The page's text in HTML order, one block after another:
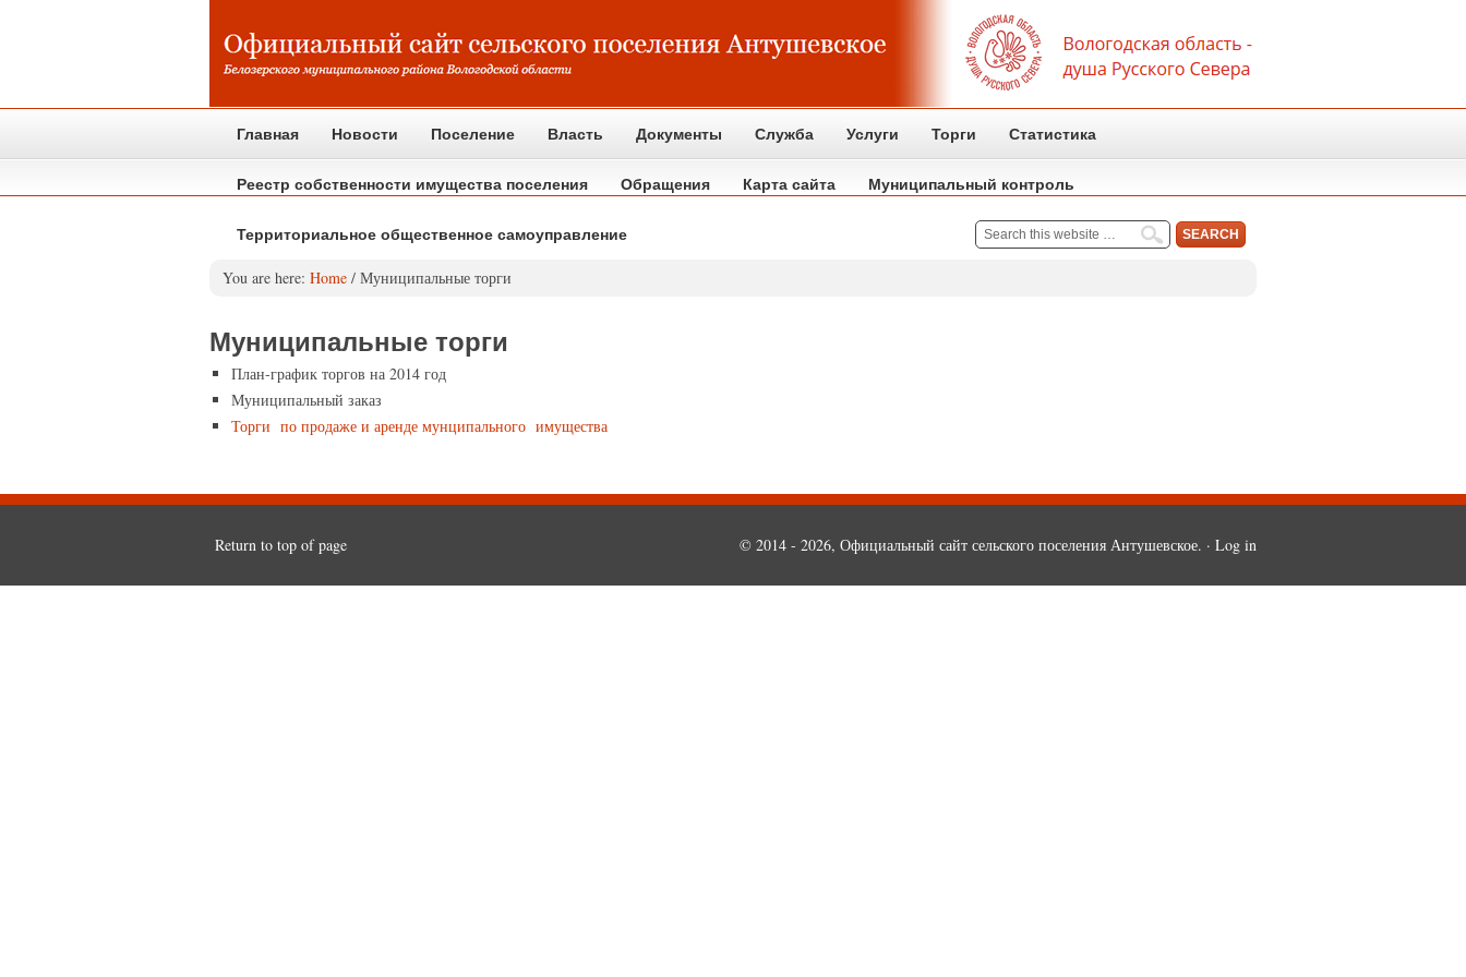
Главная Новости Поселение Власть Документы Служба Услуги Торги Статистика
Реестр собственности имущества поселения Обращения Карта сайта Муниципальный контроль
Территориальное общественное самоуправление
You are here: Home / Муниципальные торги
Муниципальные торги
План-график торгов на 2014 год
Муниципальный заказ
Торги по продаже и аренде мунципального имущества
Return to top of page © 2014 - 2026, Официальный сайт сельского поселения Антушевское. · Log in